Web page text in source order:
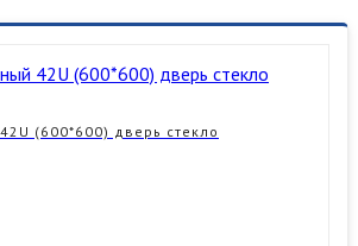
(600*600) дверь стекло